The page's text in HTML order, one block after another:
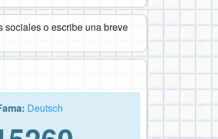
sociales o escribe una breve
Deutsch